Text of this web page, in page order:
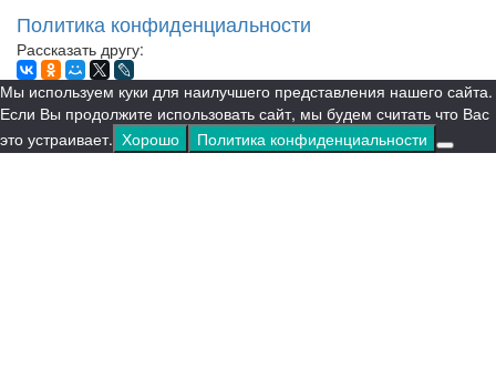
Политика конфиденциальности
Рассказать другу:
Мы используем куки для наилучшего представления нашего сайта.
Если Вы продолжите использовать сайт, мы будем считать что Вас
это устраивает. Хорошо Политика конфиденциальности